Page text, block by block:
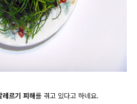
르기 피해를 겪고 있다고 하네요.